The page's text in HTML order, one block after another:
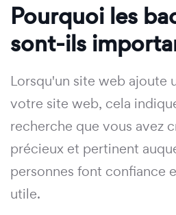
Pourquoi les
sont-ils
Lorsqu'un site web ajoute
votre site web, cela
recherche que vous avez
précieux et pertinent
personnes font confiance
utile.